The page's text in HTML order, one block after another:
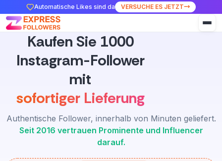
Automatische Likes sind da VERSUCHE ES JETZT
Kaufen Sie 1000
Instagram-Follower
mit
sofortiger Lieferung
Authentische Follower, innerhalb von Minuten geliefert.
Seit 2016 vertrauen Prominente und Influencer
darauf.